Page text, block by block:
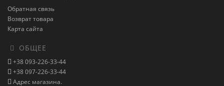
Обратная связь
Возврат товара
Карта сайта
ОБЩЕЕ
+38 093-226-33-44
+38 097-226-33-44
Адрес магазина.